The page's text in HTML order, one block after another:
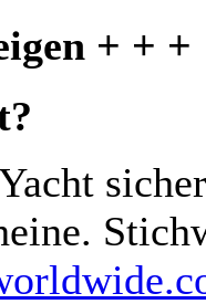
+ + +